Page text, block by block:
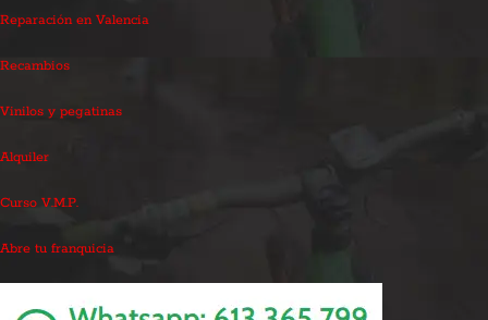
Reparación en Valencia
Recambios
Vinilos y pegatinas
Alquiler
Curso V.M.P.
Abre tu franquicia